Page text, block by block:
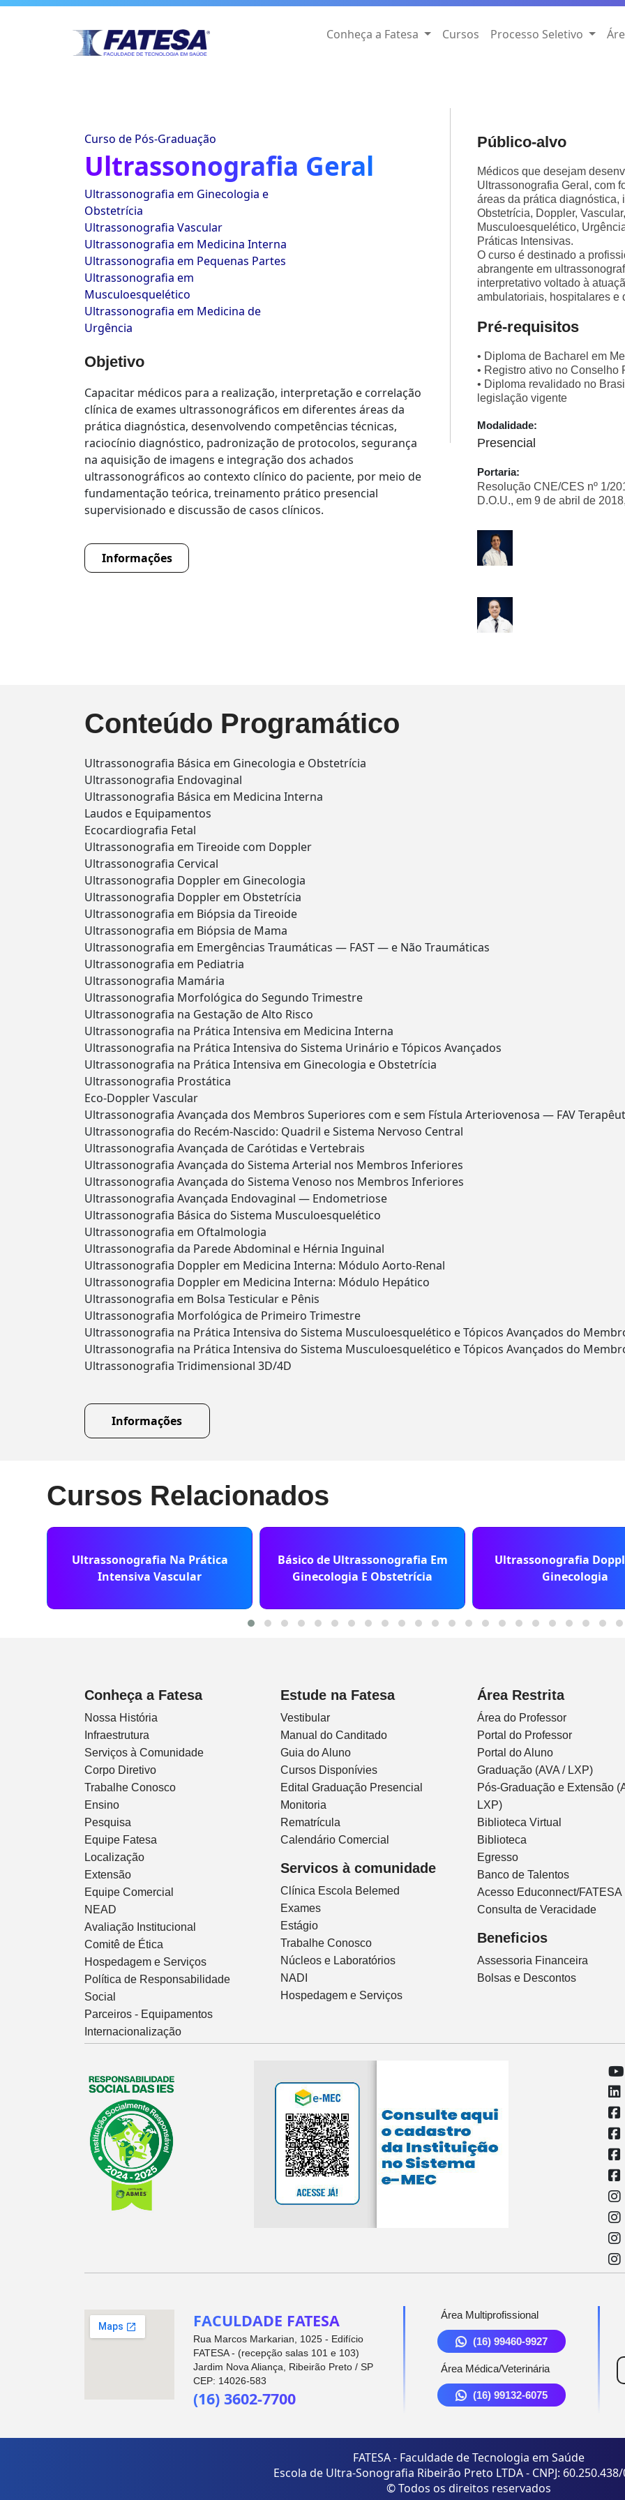
Conheça a Fatesa Cursos Processo Seletivo
Curso de Pós-Graduação
Ultrassonografia Geral
Ultrassonografia em Ginecologia e
Obstetrícia
Ultrassonografia Vascular
Ultrassonografia em Medicina Interna
Ultrassonografia em Pequenas Partes
Ultrassonografia em
Musculoesquelético
Ultrassonografia em Medicina de
Urgência
Objetivo
Capacitar médicos para a realização, interpretação e correlação
clínica de exames ultrassonográficos em diferentes áreas da
prática diagnóstica, desenvolvendo competências técnicas,
raciocínio diagnóstico, padronização de protocolos, segurança
na aquisição de imagens e integração dos achados
ultrassonográficos ao contexto clínico do paciente, por meio de
fundamentação teórica, treinamento prático presencial
supervisionado e discussão de casos clínicos.
Informações
Público-alvo
Médicos que desejam
Ultrassonografia Geral, com
áreas da prática
Obstetrícia, Doppler,
Musculoesquelético,
Práticas Intensivas.
O curso é destinado a
abrangente em
interpretativo voltado à
ambulatoriais, hospitalares e
Pré-requisitos
• Diploma de Bacharel em
• Registro ativo no
• Diploma revalidado no
legislação vigente
Modalidade:
Presencial
Portaria:
Resolução CNE/CES nº 1/
D.O.U., em 9 de abril de
Conteúdo Programático
Ultrassonografia Básica em Ginecologia e Obstetrícia
Ultrassonografia Endovaginal
Ultrassonografia Básica em Medicina Interna
Laudos e Equipamentos
Ecocardiografia Fetal
Ultrassonografia em Tireoide com Doppler
Ultrassonografia Cervical
Ultrassonografia Doppler em Ginecologia
Ultrassonografia Doppler em Obstetrícia
Ultrassonografia em Biópsia da Tireoide
Ultrassonografia em Biópsia de Mama
Ultrassonografia em Emergências Traumáticas — FAST — e Não Traumáticas
Ultrassonografia em Pediatria
Ultrassonografia Mamária
Ultrassonografia Morfológica do Segundo Trimestre
Ultrassonografia na Gestação de Alto Risco
Ultrassonografia na Prática Intensiva em Medicina Interna
Ultrassonografia na Prática Intensiva do Sistema Urinário e Tópicos Avançados
Ultrassonografia na Prática Intensiva em Ginecologia e Obstetrícia
Ultrassonografia Prostática
Eco-Doppler Vascular
Ultrassonografia Avançada dos Membros Superiores com e sem Fístula Arteriovenosa — FAV
Ultrassonografia do Recém-Nascido: Quadril e Sistema Nervoso Central
Ultrassonografia Avançada de Carótidas e Vertebrais
Ultrassonografia Avançada do Sistema Arterial nos Membros Inferiores
Ultrassonografia Avançada do Sistema Venoso nos Membros Inferiores
Ultrassonografia Avançada Endovaginal — Endometriose
Ultrassonografia Básica do Sistema Musculoesquelético
Ultrassonografia em Oftalmologia
Ultrassonografia da Parede Abdominal e Hérnia Inguinal
Ultrassonografia Doppler em Medicina Interna: Módulo Aorto-Renal
Ultrassonografia Doppler em Medicina Interna: Módulo Hepático
Ultrassonografia em Bolsa Testicular e Pênis
Ultrassonografia Morfológica de Primeiro Trimestre
Ultrassonografia na Prática Intensiva do Sistema Musculoesquelético e Tópicos Avançados do
Ultrassonografia na Prática Intensiva do Sistema Musculoesquelético e Tópicos Avançados do
Ultrassonografia Tridimensional 3D/4D
Informações
Cursos Relacionados
Ultrassonografia Na Prática
Intensiva Vascular
Básico de Ultrassonografia Em
Ginecologia E Obstetrícia
Ultrassonografia
Ginecologia
Conheça a Fatesa
Nossa História
Infraestrutura
Serviços à Comunidade
Corpo Diretivo
Trabalhe Conosco
Ensino
Pesquisa
Equipe Fatesa
Localização
Extensão
Equipe Comercial
NEAD
Avaliação Institucional
Comitê de Ética
Hospedagem e Serviços
Política de Responsabilidade
Social
Parceiros - Equipamentos
Internacionalização
Estude na Fatesa
Vestibular
Manual do Canditado
Guia do Aluno
Cursos Disponívies
Edital Graduação Presencial
Monitoria
Rematrícula
Calendário Comercial
Servicos à comunidade
Clínica Escola Belemed
Exames
Estágio
Trabalhe Conosco
Núcleos e Laboratórios
NADI
Hospedagem e Serviços
Área Restrita
Área do Professor
Portal do Professor
Portal do Aluno
Graduação (AVA / LXP)
Pós-Graduação e Extensão
LXP)
Biblioteca Virtual
Biblioteca
Egresso
Banco de Talentos
Acesso Educonnect/FATESA
Consulta de Veracidade
Beneficios
Assessoria Financeira
Bolsas e Descontos
FACULDADE FATESA
Rua Marcos Markarian, 1025 - Edifício
FATESA - (recepção salas 101 e 103)
Jardim Nova Aliança, Ribeirão Preto / SP
CEP: 14026-583
(16) 3602-7700
Área Multiprofissional
(16) 99460-9927
Área Médica/Veterinária
(16) 99132-6075
FATESA - Faculdade de Tecnologia em Saúde
Escola de Ultra-Sonografia Ribeirão Preto LTDA - CNPJ:
© Todos os direitos reservados